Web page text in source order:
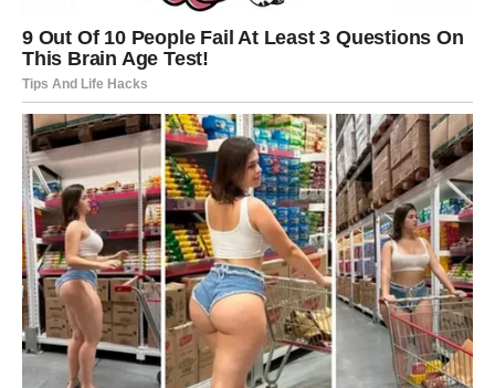
Kad se nesretno dijete opiralo, zarežao je na nju. Supruzi i sinu
zabranjuje komunikaciju s Jenny, pa se djeca odazivaju samo
na njegovo ime i dvije riječi: stani i dosta. Američki mediji
prozvali su je “divljim djetetom”. Ali Ginny nije odrasla u divljini,
Ginny je odrasla u domu bez ljubavi. Nasilno okruženje od nje
je stvorilo dijete koje ne razumije okolinu. Njezin otac, Clark
Wiley, optužen je za zanemarivanje djeteta, uhićen je, ali je na